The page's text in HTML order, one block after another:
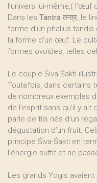
l’univers lui-même,( l’œuf
Dans les Tantra तन्त्र, le
forme d’un phallus
la forme d’un œuf. Le
formes ovoïdes, telles
Le couple Śiva-Śakti
Toutefois, dans certains
de nombreux exemples
de l’esprit sans qu’il y
parle de fils nés d’un
dégustation d’un fruit.
principe Śiva-Śakti en
l’énergie suffit et ne
Les grands Yogis